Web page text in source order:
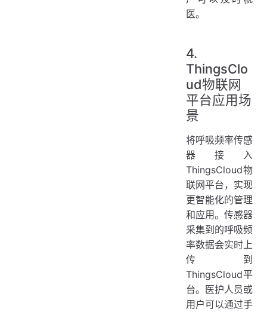
医。
4.
ThingsClo
ud物联网
平台应用场
景
将呼吸频率传感
器接入
ThingsCloud物
联网平台，实现
更智能化的管理
和应用。传感器
采集到的呼吸频
率数据会实时上
传到
ThingsCloud平
台。医护人员或
用户可以通过手